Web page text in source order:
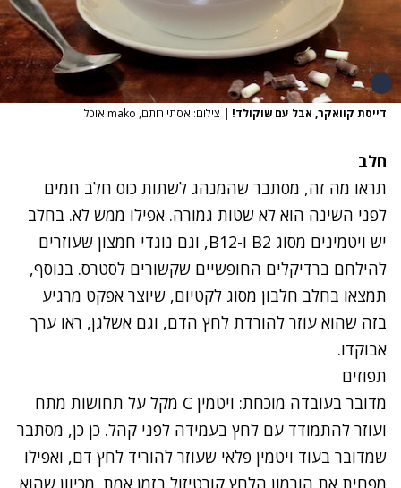
דייסת קוואקר, אבל עם שוקולד! | צילום: אסתי רותם, mako אוכל
חלב
תראו מה זה, מסתבר שהמנהג לשתות כוס חלב חמים
לפני השינה הוא לא שטות גמורה. אפילו ממש לא. בחלב
יש ויטמינים מסוג B2 ו-B12, וגם נוגדי חמצון שעוזרים
להילחם ברדיקלים החופשיים שקשורים לסטרס. בנוסף,
תמצאו בחלב חלבון מסוג לקטיום, שיוצר אפקט מרגיע
בזה שהוא עוזר להורדת לחץ הדם, וגם אשלגן, ראו ערך
אבוקדו.
תפוזים
מדובר בעובדה מוכחת: ויטמין C מקל על תחושות מתח
ועוזר להתמודד עם לחץ בעמידה לפני קהל. כן כן, מסתבר
שמדובר בעוד ויטמין פלאי שעוזר להוריד לחץ דם, ואפילו
מפחית את הורמון הלחץ קורטיזול בזמן אמת. מכיוון שהוא